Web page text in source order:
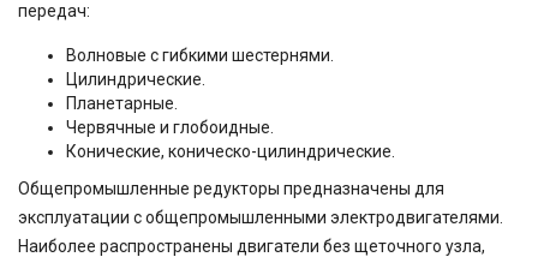
передач:
Волновые с гибкими шестернями.
Цилиндрические.
Планетарные.
Червячные и глобоидные.
Конические, коническо-цилиндрические.
Общепромышленные редукторы предназначены для
эксплуатации с общепромышленными электродвигателями.
Наиболее распространены двигатели без щеточного узла,